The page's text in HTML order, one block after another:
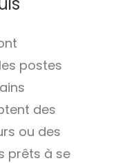
postes
des
ou des
prêts à se